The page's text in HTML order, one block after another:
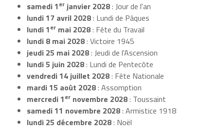
samedi 1er janvier 2028: Jour de l'an
lundi 17 avril 2028: Lundi de Pâques
lundi 1er mai 2028: Fête du Travail
lundi 8 mai 2028: Victoire 1945
jeudi 25 mai 2028: Jeudi de l'Ascension
lundi 5 juin 2028: Lundi de Pentecôte
vendredi 14 juillet 2028: Fête Nationale
mardi 15 août 2028: Assomption
mercredi 1er novembre 2028: Toussaint
samedi 11 novembre 2028: Armistice 1918
lundi 25 décembre 2028: Noël